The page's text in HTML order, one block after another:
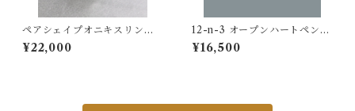
ペアシェイプオニキスリン
グ 小
¥22,000
12-n-3 オープンハートペンダ
ント
¥16,500